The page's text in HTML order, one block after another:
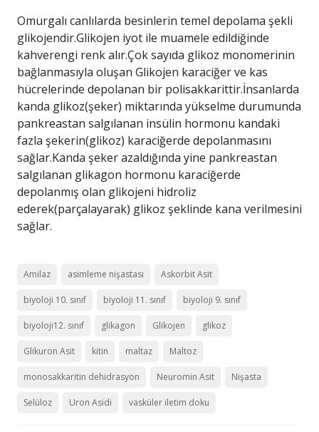
Omurgalı canlılarda besinlerin temel depolama şekli
glikojendir.Glikojen iyot ile muamele edildiğinde
kahverengi renk alır.Çok sayıda glikoz monomerinin
bağlanmasıyla oluşan Glikojen karaciğer ve kas
hücrelerinde depolanan bir polisakkarittir.İnsanlarda
kanda glikoz(şeker) miktarında yükselme durumunda
pankreastan salgılanan insülin hormonu kandaki
fazla şekerin(glikoz) karaciğerde depolanmasını
sağlar.Kanda şeker azaldığında yine pankreastan
salgılanan glikagon hormonu karaciğerde
depolanmış olan glikojeni hidroliz
ederek(parçalayarak) glikoz şeklinde kana verilmesini
sağlar.
Amilaz asimleme nişastası Askorbit Asit
biyoloji 10. sınıf biyoloji 11. sınıf biyoloji 9. sınıf
biyoloji12. sınıf glikagon Glikojen glikoz
Glikuron Asit kitin maltaz Maltoz
monosakkaritin dehidrasyon Neuromin Asit Nişasta
Selüloz Uron Asidi vasküler iletim doku